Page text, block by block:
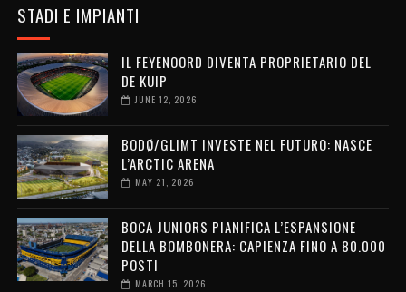
STADI E IMPIANTI
IL FEYENOORD DIVENTA PROPRIETARIO DEL
DE KUIP
JUNE 12, 2026
BODØ/GLIMT INVESTE NEL FUTURO: NASCE
L’ARCTIC ARENA
MAY 21, 2026
BOCA JUNIORS PIANIFICA L’ESPANSIONE
DELLA BOMBONERA: CAPIENZA FINO A 80.000
POSTI
MARCH 15, 2026